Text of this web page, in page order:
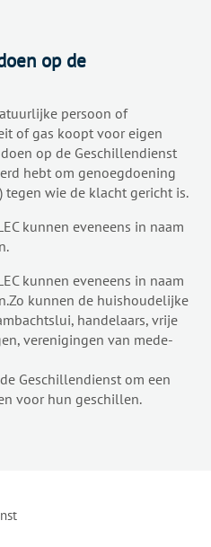
op de
persoon of
of gas koopt voor eigen
op de Geschillendienst
hebt om genoegdoening
wie de klacht gericht is.
kunnen eveneens in naam
kunnen eveneens in naam
kunnen de huishoudelijke
handelaars, vrije
verenigingen van mede-
Geschillendienst om een
voor hun geschillen.